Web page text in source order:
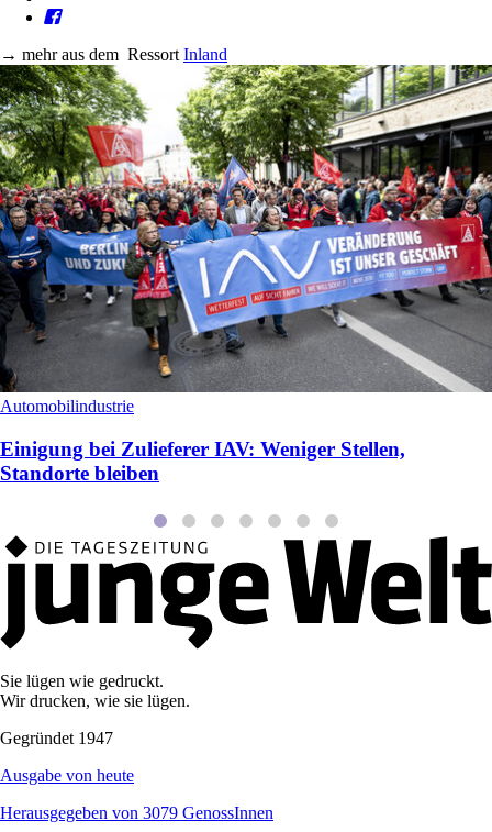
→ mehr aus dem Ressort Inland
Automobilindustrie
Einigung bei Zulieferer IAV: Weniger Stellen,
Standorte bleiben
Sie lügen wie gedruckt.
Wir drucken, wie sie lügen.
Gegründet 1947
Ausgabe von heute
Herausgegeben von 3079 GenossInnen